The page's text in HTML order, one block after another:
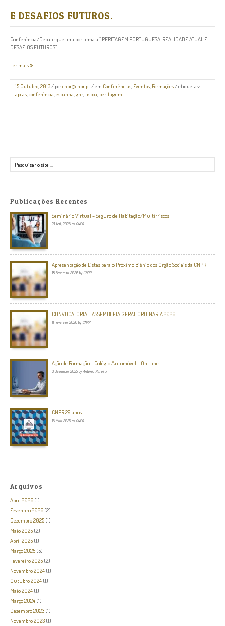
E DESAFIOS FUTUROS.
Conferência/Debate que terá por tema a “ PERITAGEM PORTUGUESA. REALIDADE ATUAL E
DESAFIOS FUTUROS”...
Ler mais
15 Outubro, 2013/ porcnpr@cnpr.pt/ em Conferências, Eventos, Formações/ etiquetas:
apcas,conferência,espanha,gnr, lisboa, peritagem
Pesquisar
Publicações Recentes
Seminário Virtual – Seguro de Habitação/Multirriscos
21 Abril, 2026 by CNPR
Apresentação de Listas para o Próximo Biénio dos Orgão Sociais da CNPR
18 Fevereiro, 2026 by CNPR
CONVOCATÓRIA – ASSEMBLEIA GERAL ORDINÁRIA 2026
11 Fevereiro, 2026 by CNPR
Ação de Formação – Colégio Automóvel – On-Line
3 Dezembro, 2025 by António Pereira
CNPR 29 anos
16 Maio, 2025 by CNPR
Arquivos
Abril 2026 (1)
Fevereiro 2026 (2)
Dezembro 2025 (1)
Maio 2025 (2)
Abril 2025 (1)
Março 2025 (5)
Fevereiro 2025 (2)
Novembro 2024 (1)
Outubro 2024 (1)
Maio 2024 (1)
Março 2024 (1)
Dezembro 2023 (1)
Novembro 2023 (1)